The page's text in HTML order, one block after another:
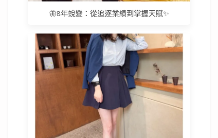
🦋8年蛻變：從追逐業績到掌握天賦✨